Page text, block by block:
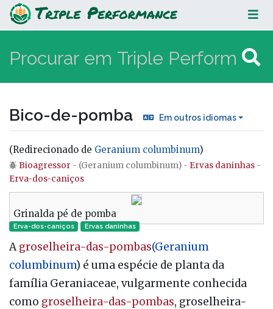
Bico-de-pomba
Bico-de-pomba Em outros idiomas
(Redirecionado de Geranium columbinum)
Ir para:navegação,procurar
Bioagressor - (Geranium columbinum) - Ervas daninhas -
Erva-dos-caniços
Grinalda pé de pomba
Erva-dos-caniços Ervas daninhas
A groselheira-das-pombas(Geranium
columbinum) é uma espécie de planta da
família Geraniaceae, vulgarmente conhecida
como groselheira-das-pombas, groselheira-